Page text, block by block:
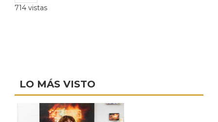
714 vistas
LO MÁS VISTO